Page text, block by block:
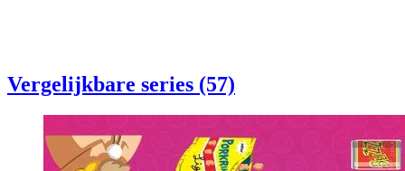
Vergelijkbare series (57)